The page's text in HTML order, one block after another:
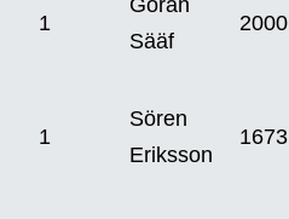
1
Göran
Sääf
2000
1
Sören
Eriksson
1673